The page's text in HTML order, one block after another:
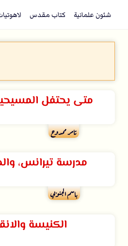
شئون علمانية كتاب مقدس
متى يحتفل
تامر ممدوح
مدرسة تيرانس،
باسم الجنوبي
الكنيسة